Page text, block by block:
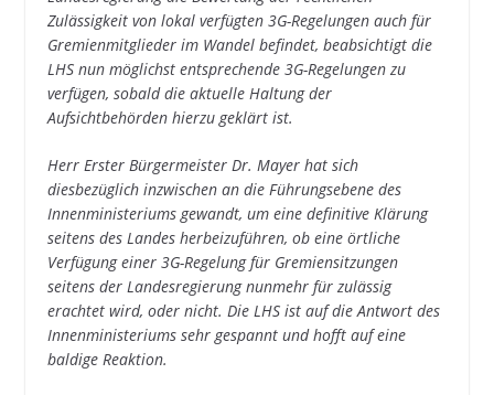
Zulässigkeit von lokal verfügten 3G-Regelungen auch für
Gremienmitglieder im Wandel befindet, beabsichtigt die
LHS nun möglichst entsprechende 3G-Regelungen zu
verfügen, sobald die aktuelle Haltung der
Aufsichtbehörden hierzu geklärt ist.
Herr Erster Bürgermeister Dr. Mayer hat sich
diesbezüglich inzwischen an die Führungsebene des
Innenministeriums gewandt, um eine definitive Klärung
seitens des Landes herbeizuführen, ob eine örtliche
Verfügung einer 3G-Regelung für Gremiensitzungen
seitens der Landesregierung nunmehr für zulässig
erachtet wird, oder nicht. Die LHS ist auf die Antwort des
Innenministeriums sehr gespannt und hofft auf eine
baldige Reaktion.